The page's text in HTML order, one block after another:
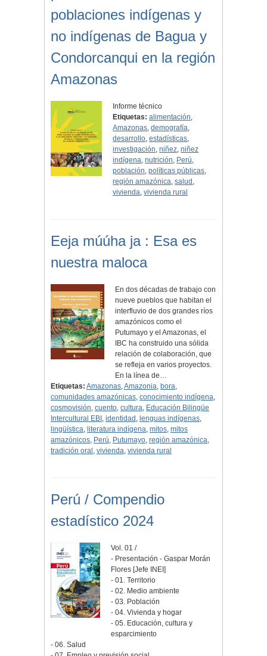
poblaciones indígenas y
no indígenas de Bagua y
Condorcanqui en la región
Amazonas
Informe técnico
Etiquetas: alimentación,
Amazonas,demografía,
desarrollo,estadísticas,
investigación,niñez,niñez
indígena,nutrición, Perú,
población,políticas públicas,
región amazónica,salud ,
vivienda,vivienda rural
Eeja múúha ja : Esa es
nuestra maloca
En dos décadas de trabajo con
nueve pueblos que habitan el
interfluvio de dos grandes ríos
amazónicos como el
Putumayo y el Amazonas, el
IBC ha construido una sólida
relación de colaboración, que
se refleja en varios proyectos.
En la línea de…
Etiquetas: Amazonas,Amazonia, bora,
comunidades amazónicas, conocimiento indígena,
cosmovisión, cuento, cultura, Educación Bilingüe
Intercultural EBI , identidad , lenguas indígenas,
lingüística, literatura indígena, mitos, mitos
amazónicos, Perú, Putumayo, región amazónica,
tradición oral , vivienda, vivienda rural
Perú / Compendio
estadístico 2024
Vol. 01 /
- Presentación - Gaspar Morán
Flores [Jefe INEI]
- 01. Territorio
- 02. Medio ambiente
- 03. Población
- 04. Vivienda y hogar
- 05. Educación, cultura y
esparcimiento
- 06. Salud